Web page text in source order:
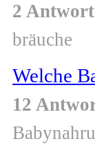
2
bräuche
Welche
12